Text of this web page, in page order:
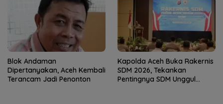
Blok Andaman
Dipertanyakan, Aceh Kembali
Terancam Jadi Penonton
Kapolda Aceh Buka Rakernis
SDM 2026, Tekankan
Pentingnya SDM Unggul